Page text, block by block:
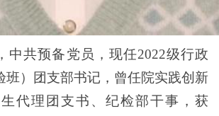
中共预备党员，现任2022级行政
班）团支部书记 ，曾任院实践创新
代理团支书、纪检部干事，获